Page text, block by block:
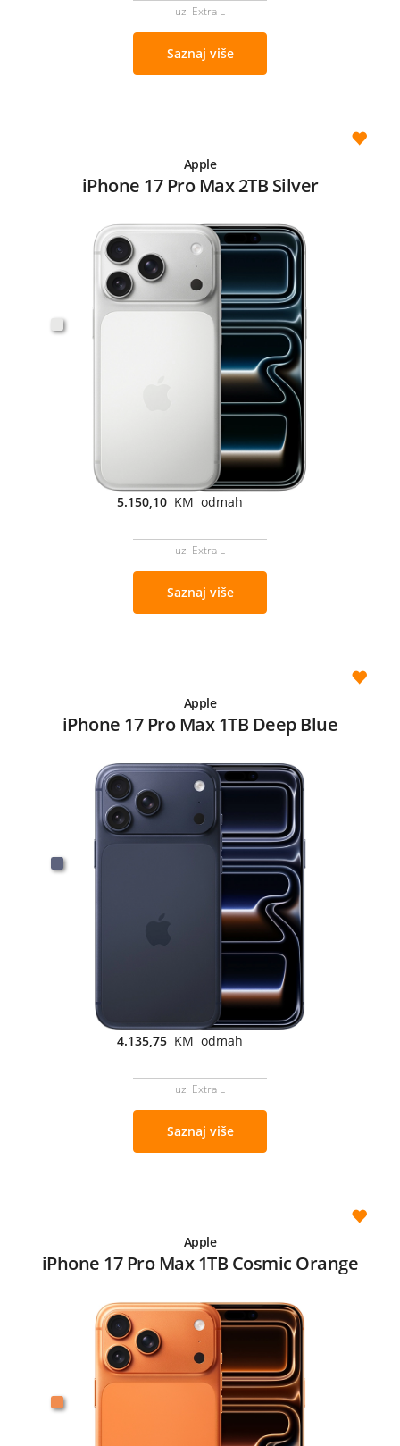
uz Extra L
Saznaj više
Apple
iPhone 17 Pro Max 2TB Silver
5.150,10 KM odmah
uz Extra L
Saznaj više
Apple
iPhone 17 Pro Max 1TB Deep Blue
4.135,75 KM odmah
uz Extra L
Saznaj više
Apple
iPhone 17 Pro Max 1TB Cosmic Orange